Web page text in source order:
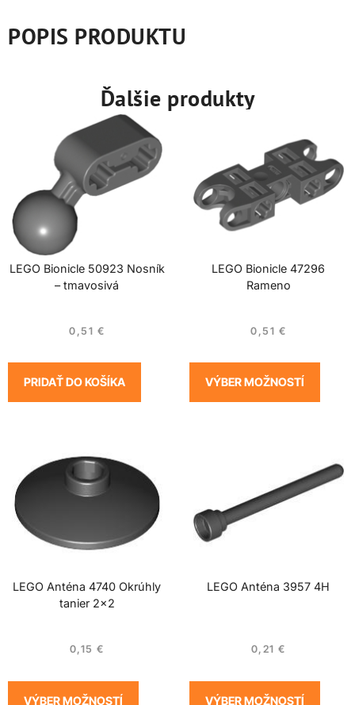
POPIS PRODUKTU
Ďalšie produkty
LEGO Bionicle 50923 Nosník
– tmavosivá
0,51 €
PRIDAŤ DO KOŠÍKA
LEGO Bionicle 47296
Rameno
0,51 €
VÝBER MOŽNOSTÍ
LEGO Anténa 4740 Okrúhly
tanier 2×2
0,15 €
VÝBER MOŽNOSTÍ
LEGO Anténa 3957 4H
0,21 €
VÝBER MOŽNOSTÍ